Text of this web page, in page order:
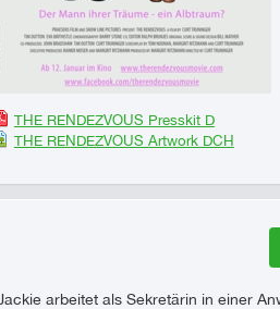
THE RENDEZVOUS Presskit D
THE RENDEZVOUS Artwork DCH
arbeitet als Sekretärin in einer